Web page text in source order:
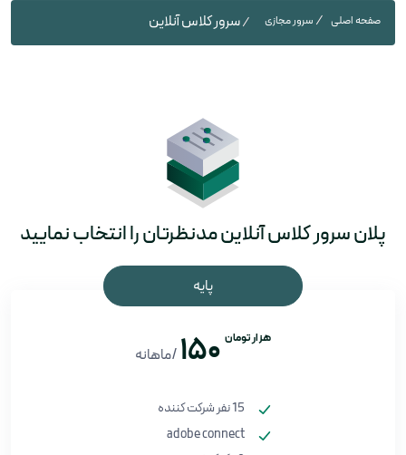
صفحه اصلی سرور مجازی سرور کلاس آنلاین
پلان سرور کلاس آنلاین مدنظرتان را انتخاب نمایید
پایه
هزار تومان 150 /ماهانه
15 نفر شرکت کننده
adobe connect